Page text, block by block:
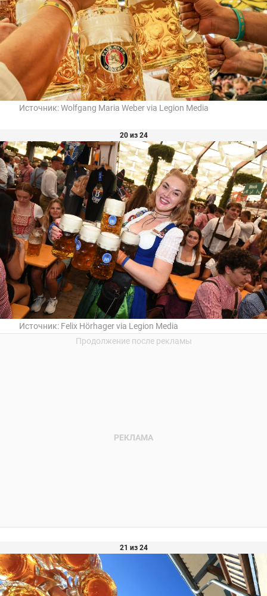
Источник:Wolfgang Maria Weber via Legion Media
20 из 24
Источник: Felix Hörhager via Legion Media
21 из 24